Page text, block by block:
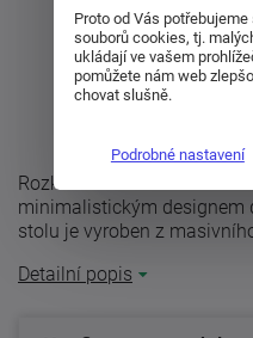
Rozkládací stůl Dorin MDF
minimalistickým designem
stolu je vyroben z
Detailní popis
Proto od Vás
souborů cookies, tj.
ukládají ve vašem
pomůžete nám web
chovat slušně.
Podrobné nastavení